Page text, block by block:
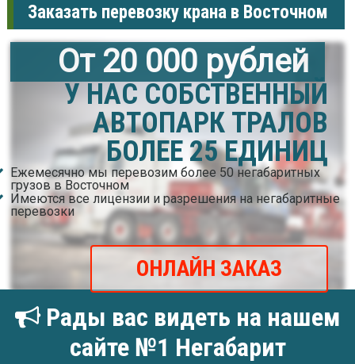
Заказать перевозку крана в Восточном
От 20 000 рублей
У НАС СОБСТВЕННЫЙ
АВТОПАРК ТРАЛОВ
БОЛЕЕ 25 ЕДИНИЦ
Ежемесячно мы перевозим более 50 негабаритных
грузов в Восточном
Имеются все лицензии и разрешения на негабаритные
перевозки
ОНЛАЙН ЗАКАЗ
Рады вас видеть на нашем
сайте №1 Негабарит